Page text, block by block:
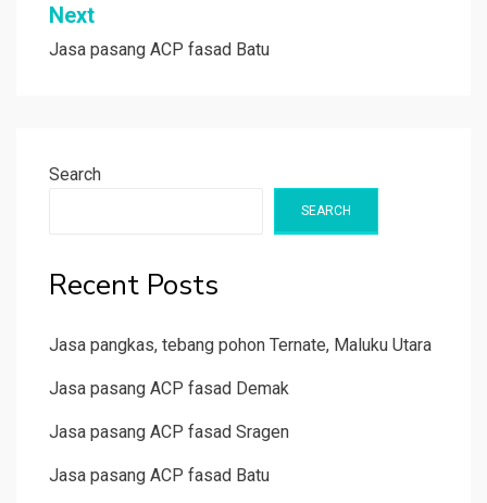
Next
Jasa pasang ACP fasad Batu
Search
SEARCH
Recent Posts
Jasa pangkas, tebang pohon Ternate, Maluku Utara
Jasa pasang ACP fasad Demak
Jasa pasang ACP fasad Sragen
Jasa pasang ACP fasad Batu